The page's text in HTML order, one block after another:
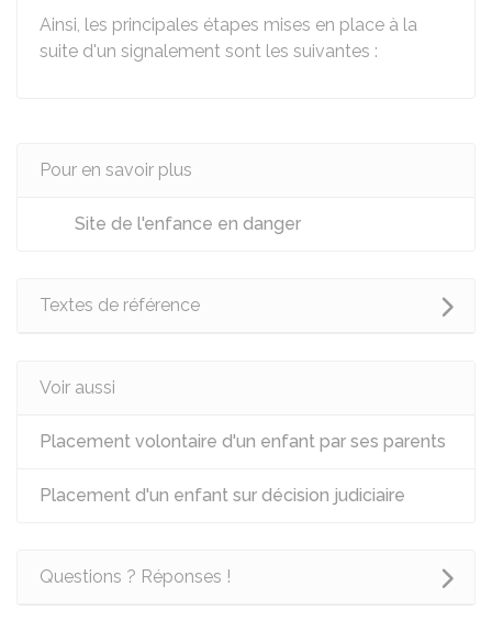
Ainsi, les principales étapes mises en place à la
suite d'un signalement sont les suivantes :
Pour en savoir plus
Site de l'enfance en danger
Textes de référence
Voir aussi
Placement volontaire d'un enfant par ses parents
Placement d'un enfant sur décision judiciaire
Questions ? Réponses !